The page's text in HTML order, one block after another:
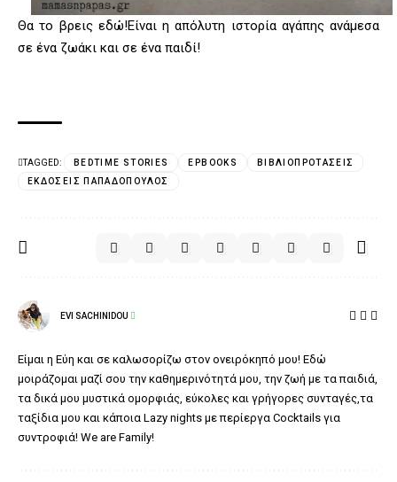
Θα το βρεις εδώ!Είναι η απόλυτη ιστορία αγάπης ανάμεσα
σε ένα ζωάκι και σε ένα παιδί!
TAGGED: BEDTIME STORIES EPBOOKS
ΒΙΒΛΙΟΠΡΟΤΆΣΕΙΣ
ΕΚΔΌΣΕΙΣ ΠΑΠΑΔΌΠΟΥΛΟΣ
EVI SACHINIDOU
Είμαι η Εύη και σε καλωσορίζω στον ονειρόκηπό μου! Εδώ
μοιράζομαι μαζί σου την καθημερινότητά μου, την ζωή με τα παιδιά,
τα δικά μου μυστικά ομορφιάς, εύκολες και γρήγορες συνταγές,τα
ταξίδια μου και κάποια Lazy nights με περίεργα Cocktails για
συντροφιά! We are Family!